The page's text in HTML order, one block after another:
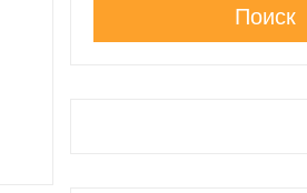
Поиск